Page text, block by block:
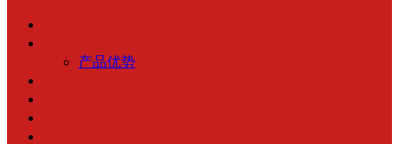
产品优势